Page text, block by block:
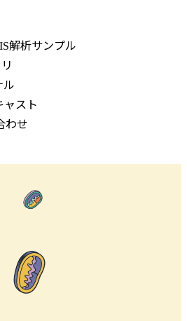
解析サンプル
ル
ャスト
わせ